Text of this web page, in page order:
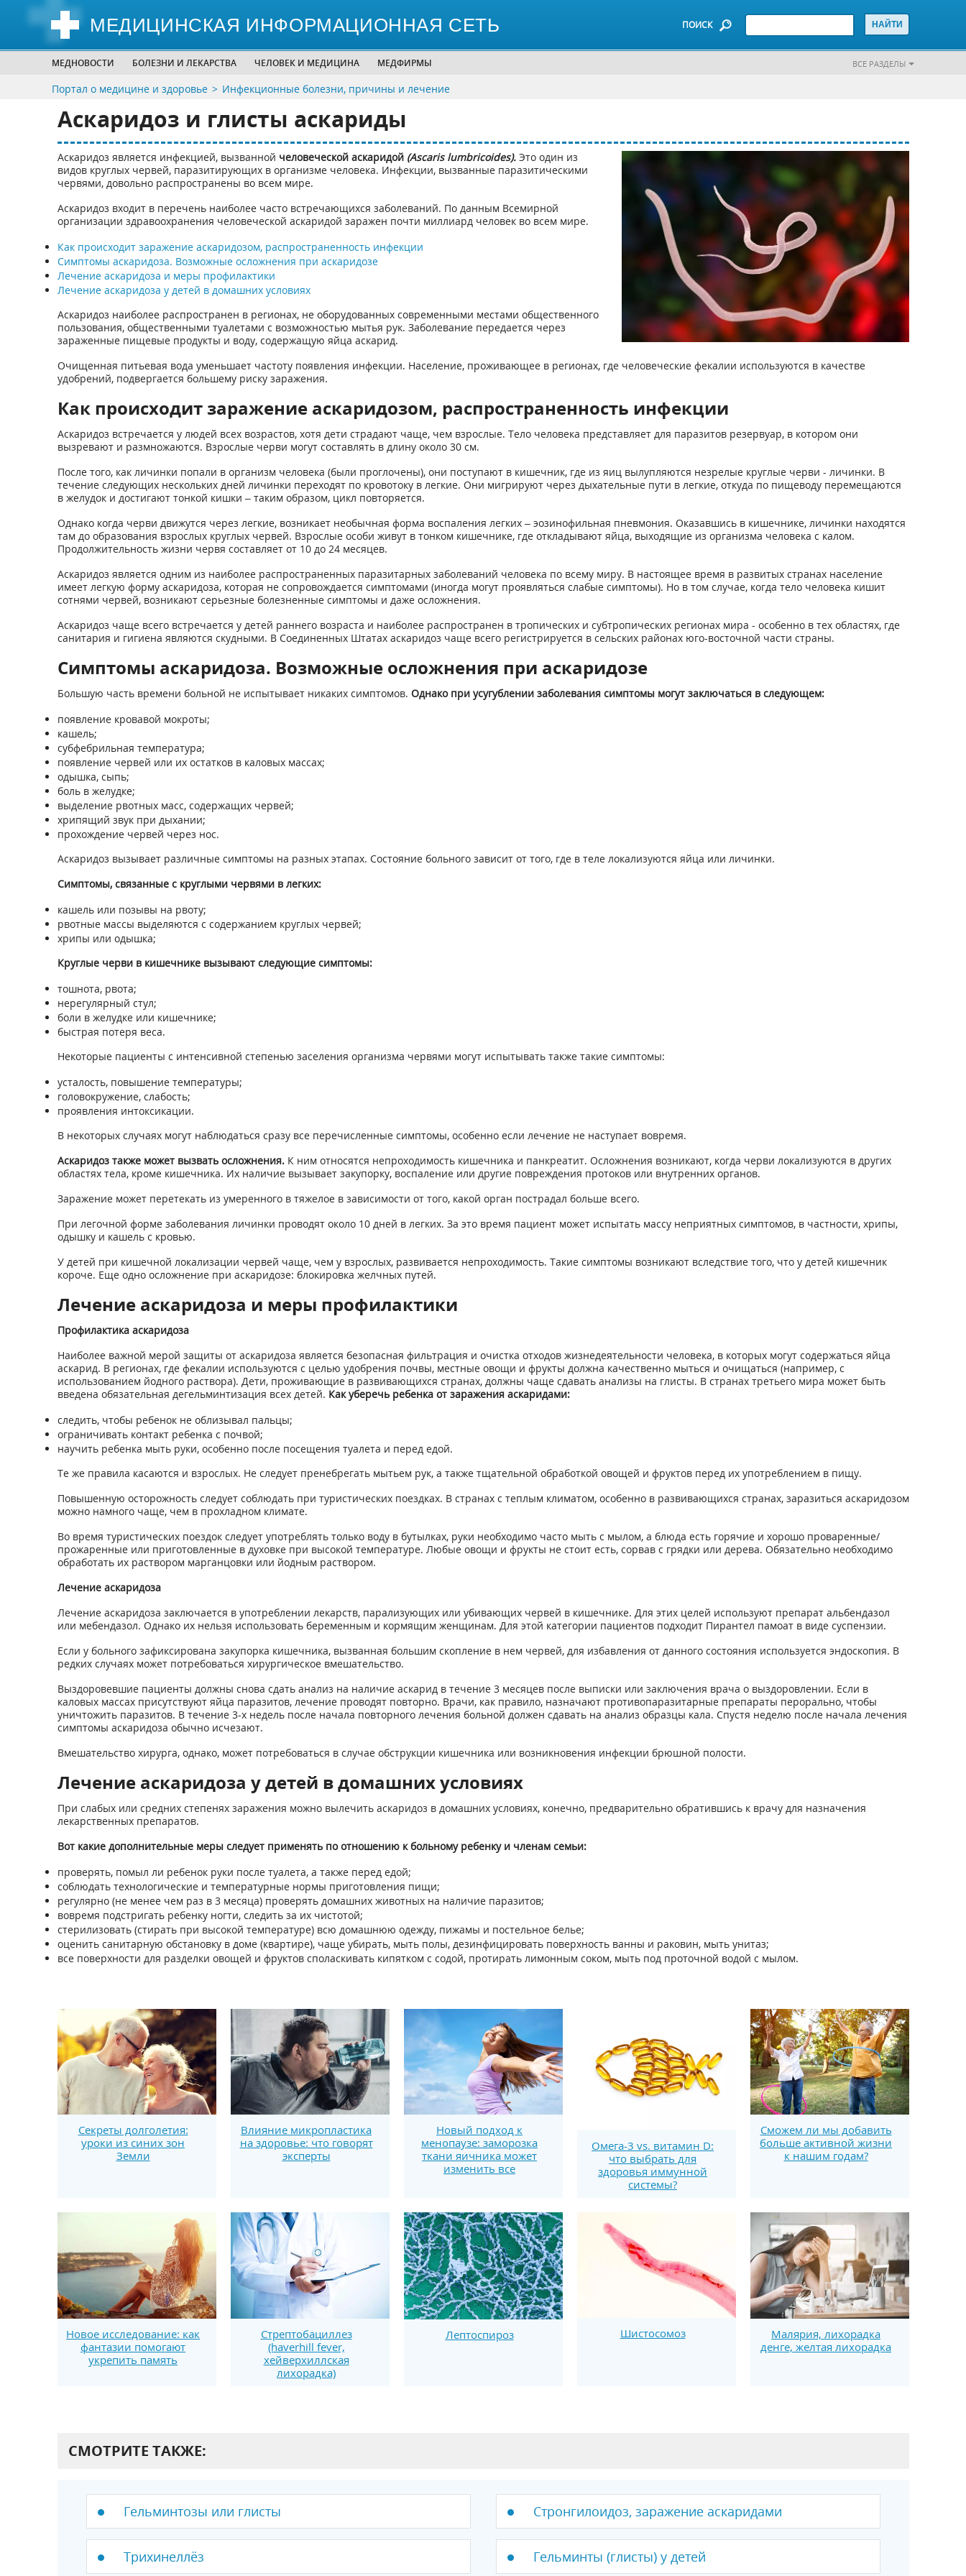
МЕДИЦИНСКАЯ ИНФОРМАЦИОННАЯ СЕТЬ ПОИСК
МЕДНОВОСТИ БОЛЕЗНИ И ЛЕКАРСТВА ЧЕЛОВЕК И МЕДИЦИНА МЕДФИРМЫ ВСЕ РАЗДЕЛЫ
Портал о медицине и здоровье Инфекционные болезни, причины и лечение
Аскаридоз и глисты аскариды
Аскаридоз является инфекцией, вызванной человеческой аскаридой (Ascaris lumbricoides).Это один из
видов круглых червей, паразитирующих в организме человека. Инфекции, вызванные паразитическими
червями, довольно распространены во всем мире.
Аскаридоз входит в перечень наиболее часто встречающихся заболеваний. По данным Всемирной
организации здравоохранения человеческой аскаридой заражен почти миллиард человек во всем мире.
Как происходит заражение аскаридозом, распространенность инфекции
Симптомы аскаридоза. Возможные осложнения при аскаридозе
Лечение аскаридоза и меры профилактики
Лечение аскаридоза у детей в домашних условиях
Аскаридоз наиболее распространен в регионах, не оборудованных современными местами общественного
пользования, общественными туалетами с возможностью мытья рук. Заболевание передается через
зараженные пищевые продукты и воду, содержащую яйца аскарид.
Очищенная питьевая вода уменьшает частоту появления инфекции. Население, проживающее в регионах, где человеческие фекалии используются в качестве
удобрений, подвергается большему риску заражения.
Как происходит заражение аскаридозом, распространенность инфекции
Аскаридоз встречается у людей всех возрастов, хотя дети страдают чаще, чем взрослые. Тело человека представляет для паразитов резервуар, в котором они
вызревают и размножаются. Взрослые черви могут составлять в длину около 30 см.
После того, как личинки попали в организм человека (были проглочены), они поступают в кишечник, где из яиц вылупляются незрелые круглые черви - личинки. В
течение следующих нескольких дней личинки переходят по кровотоку в легкие. Они мигрируют через дыхательные пути в легкие, откуда по пищеводу перемещаются
в желудок и достигают тонкой кишки – таким образом, цикл повторяется.
Однако когда черви движутся через легкие, возникает необычная форма воспаления легких – эозинофильная пневмония. Оказавшись в кишечнике, личинки находятся
там до образования взрослых круглых червей. Взрослые особи живут в тонком кишечнике, где откладывают яйца, выходящие из организма человека с калом.
Продолжительность жизни червя составляет от 10 до 24 месяцев.
Аскаридоз является одним из наиболее распространенных паразитарных заболеваний человека по всему миру. В настоящее время в развитых странах население
имеет легкую форму аскаридоза, которая не сопровождается симптомами (иногда могут проявляться слабые симптомы). Но в том случае, когда тело человека кишит
сотнями червей, возникают серьезные болезненные симптомы и даже осложнения.
Аскаридоз чаще всего встречается у детей раннего возраста и наиболее распространен в тропических и субтропических регионах мира - особенно в тех областях, где
санитария и гигиена являются скудными. В Соединенных Штатах аскаридоз чаще всего регистрируется в сельских районах юго-восточной части страны.
Симптомы аскаридоза. Возможные осложнения при аскаридозе
Большую часть времени больной не испытывает никаких симптомов. Однако при усугублении заболевания симптомы могут заключаться в следующем:
появление кровавой мокроты;
кашель;
субфебрильная температура;
появление червей или их остатков в каловых массах;
одышка, сыпь;
боль в желудке;
выделение рвотных масс, содержащих червей;
хрипящий звук при дыхании;
прохождение червей через нос.
Аскаридоз вызывает различные симптомы на разных этапах. Состояние больного зависит от того, где в теле локализуются яйца или личинки.
Симптомы, связанные с круглыми червями в легких:
кашель или позывы на рвоту;
рвотные массы выделяются с содержанием круглых червей;
хрипы или одышка;
Круглые черви в кишечнике вызывают следующие симптомы:
тошнота, рвота;
нерегулярный стул;
боли в желудке или кишечнике;
быстрая потеря веса.
Некоторые пациенты с интенсивной степенью заселения организма червями могут испытывать также такие симптомы:
усталость, повышение температуры;
головокружение, слабость;
проявления интоксикации.
В некоторых случаях могут наблюдаться сразу все перечисленные симптомы, особенно если лечение не наступает вовремя.
Аскаридоз также может вызвать осложнения.К ним относятся непроходимость кишечника и панкреатит. Осложнения возникают, когда черви локализуются в других
областях тела, кроме кишечника. Их наличие вызывает закупорку, воспаление или другие повреждения протоков или внутренних органов.
Заражение может перетекать из умеренного в тяжелое в зависимости от того, какой орган пострадал больше всего.
При легочной форме заболевания личинки проводят около 10 дней в легких. За это время пациент может испытать массу неприятных симптомов, в частности, хрипы,
одышку и кашель с кровью.
У детей при кишечной локализации червей чаще, чем у взрослых, развивается непроходимость. Такие симптомы возникают вследствие того, что у детей кишечник
короче. Еще одно осложнение при аскаридозе: блокировка желчных путей.
Лечение аскаридоза и меры профилактики
Профилактика аскаридоза
Наиболее важной мерой защиты от аскаридоза является безопасная фильтрация и очистка отходов жизнедеятельности человека, в которых могут содержаться яйца
аскарид. В регионах, где фекалии используются с целью удобрения почвы, местные овощи и фрукты должна качественно мыться и очищаться (например, с
использованием йодного раствора). Дети, проживающие в развивающихся странах, должны чаще сдавать анализы на глисты. В странах третьего мира может быть
введена обязательная дегельминтизация всех детей. Как уберечь ребенка от заражения аскаридами:
следить, чтобы ребенок не облизывал пальцы;
ограничивать контакт ребенка с почвой;
научить ребенка мыть руки, особенно после посещения туалета и перед едой.
Те же правила касаются и взрослых. Не следует пренебрегать мытьем рук, а также тщательной обработкой овощей и фруктов перед их употреблением в пищу.
Повышенную осторожность следует соблюдать при туристических поездках. В странах с теплым климатом, особенно в развивающихся странах, заразиться аскаридозом
можно намного чаще, чем в прохладном климате.
Во время туристических поездок следует употреблять только воду в бутылках, руки необходимо часто мыть с мылом, а блюда есть горячие и хорошо проваренные/
прожаренные или приготовленные в духовке при высокой температуре. Любые овощи и фрукты не стоит есть, сорвав с грядки или дерева. Обязательно необходимо
обработать их раствором марганцовки или йодным раствором.
Лечение аскаридоза
Лечение аскаридоза заключается в употреблении лекарств, парализующих или убивающих червей в кишечнике. Для этих целей используют препарат альбендазол
или мебендазол. Однако их нельзя использовать беременным и кормящим женщинам. Для этой категории пациентов подходит Пирантел памоат в виде суспензии.
Если у больного зафиксирована закупорка кишечника, вызванная большим скопление в нем червей, для избавления от данного состояния используется эндоскопия. В
редких случаях может потребоваться хирургическое вмешательство.
Выздоровевшие пациенты должны снова сдать анализ на наличие аскарид в течение 3 месяцев после выписки или заключения врача о выздоровлении. Если в
каловых массах присутствуют яйца паразитов, лечение проводят повторно. Врачи, как правило, назначают противопаразитарные препараты перорально, чтобы
уничтожить паразитов. В течение 3-х недель после начала повторного лечения больной должен сдавать на анализ образцы кала. Спустя неделю после начала лечения
симптомы аскаридоза обычно исчезают.
Вмешательство хирурга, однако, может потребоваться в случае обструкции кишечника или возникновения инфекции брюшной полости.
Лечение аскаридоза у детей в домашних условиях
При слабых или средних степенях заражения можно вылечить аскаридоз в домашних условиях, конечно, предварительно обратившись к врачу для назначения
лекарственных препаратов.
Вот какие дополнительные меры следует применять по отношению к больному ребенку и членам семьи:
проверять, помыл ли ребенок руки после туалета, а также перед едой;
соблюдать технологические и температурные нормы приготовления пищи;
регулярно (не менее чем раз в 3 месяца) проверять домашних животных на наличие паразитов;
вовремя подстригать ребенку ногти, следить за их чистотой;
стерилизовать (стирать при высокой температуре) всю домашнюю одежду, пижамы и постельное белье;
оценить санитарную обстановку в доме (квартире), чаще убирать, мыть полы, дезинфицировать поверхность ванны и раковин, мыть унитаз;
все поверхности для разделки овощей и фруктов споласкивать кипятком с содой, протирать лимонным соком, мыть под проточной водой с мылом.
Секреты долголетия:
уроки из синих зон
Земли
Влияние микропластика
на здоровье: что говорят
эксперты
Новый подход к
менопаузе: заморозка
ткани яичника может
изменить все
Омега-3 vs. витамин D:
что выбрать для
здоровья иммунной
системы?
Сможем ли мы добавить
больше активной жизни
к нашим годам?
Новое исследование: как
фантазии помогают
укрепить память
Стрептобациллез
(haverhill fever,
хейверхиллская
лихорадка)
Лептоспироз Шистосомоз
Малярия, лихорадка
денге, желтая лихорадка
СМОТРИТЕ ТАКЖЕ:
Гельминтозы или глисты Стронгилоидоз, заражение аскаридами
Трихинеллёз Гельминты (глисты) у детей